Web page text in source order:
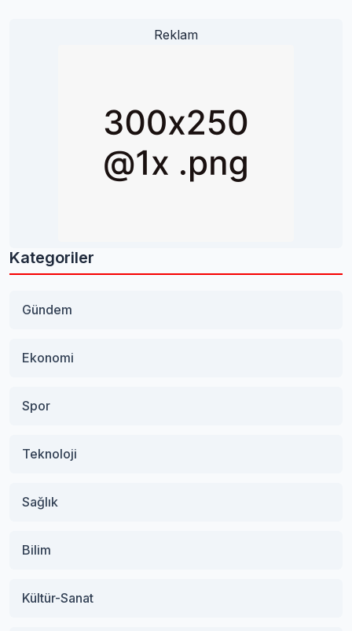
Reklam
Kategoriler
Gündem
Ekonomi
Spor
Teknoloji
Sağlık
Bilim
Kültür-Sanat